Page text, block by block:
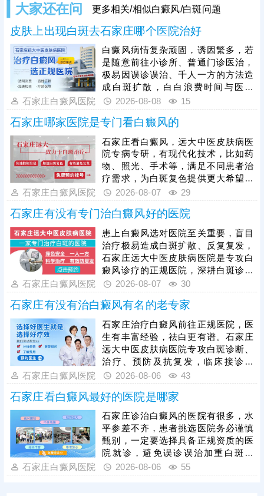
大家还在问 更多相关/相似白癜风/白斑问题
皮肤上出现白斑去石家庄哪个医院治好
白癜风病情复杂顽固，诱因繁多，若
是随意前往小诊所、普通门诊医治，
极易因误诊误治、千人一方的方法造
成白斑扩散，白白浪费时间与医药
费，确诊白斑一定要选择正规医院诊
治。石家庄远大深耕白癜风诊疗多
年，专注白癜风专项治疗，坚持先查
后治原则，依托伍德灯、三维皮肤ct
等科学设备准确检测，查清黑色素脱
失程度、白斑分期与发病诱因，再结
合患者年龄、白斑位置、体质等制定
诊疗方案，规避盲目治疗，少走治疗
弯路。
石家庄白癜风医院 2026-08-08 15
石家庄哪家医院是专门看白癜风的
石家庄看白癜风，远大中医皮肤病医
院专病专研，有现代化技术，比如药
物、照光、手术等，满足不同患者治
疗需求，为白斑复色提供更大希望。
医院治白癜风主张一人一方，个性化
原。另外，医院治白癜风重视抗复发
治疗，通过巩固治疗、中医调理、定
期复查降低白斑反复发作的风险。
石家庄白癜风医院 2026-08-07 29
石家庄有没有专门治白癜风好的医院
患上白癜风选对医院至关重要，盲目
治疗极易造成白斑扩散、反复复发，
石家庄远大中医皮肤病医院是专攻白
癜风诊疗的正规医院，深耕白斑诊疗
多年，始终坚守专病专治原则，院内
具备丰富实战经验，先通过伍德灯、
三维皮肤ct全面筛查病因，结合患者
白斑位置、发展时期、体质差异一人
一方对症施治，严格分期、分型制定
专属方案，医院主打中西医结合诊疗
模式，内外协同实现高效祛白，降低
复发概率。
石家庄白癜风医院 2026-08-07 30
石家庄有没有治白癜风有名的老专家
石家庄治疗白癜风前往正规医院，医
生有丰富经验，祛白更有谱。石家庄
远大中医皮肤病医院专攻白斑诊断、
治疗、预防及抗复发，临床接诊量
大，分设不同科室，能治不同部位、
类型、人群、时期的白斑，主张一人
一方，临床祛白效果得到验证。医生
治白癜风注重中医调理，为白斑分
型，辨证论治，由内而外疏通经络，
为黑色素细胞修复、再生创造良好的
条件。另外，白癜风治好后重视抗复
发，通过巩固治疗、定期复查、护理
保健等措施，降低白斑反复发作的几
石家庄白癜风医院 2026-08-06 43
石家庄看白癜风最好的医院是哪家
石家庄诊治白癜风的医院有很多，水
平参差不齐，患者挑选医院务必谨慎
甄别，一定要选择具备正规资质的医
院就诊，避免误诊误治加重白斑病
情。石家庄远大深耕白癜风专项诊疗
多年，坚持专病专治，一人一方定制
石家庄白癜风医院 2026-08-06 55